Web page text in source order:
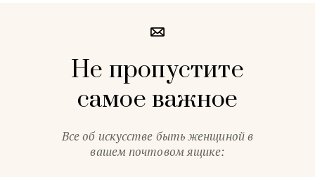
Не пропустите
самое важное
Все об искусстве быть женщиной в
вашем почтовом ящике: